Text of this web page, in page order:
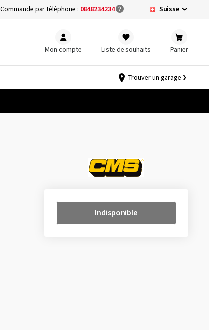
Commande par téléphone : 0848234234 Suisse
Mon compte Liste de souhaits Panier
Trouver un garage
Indisponible